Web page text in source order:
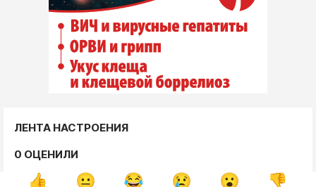
ЛЕНТА НАСТРОЕНИЯ
0 ОЦЕНИЛИ